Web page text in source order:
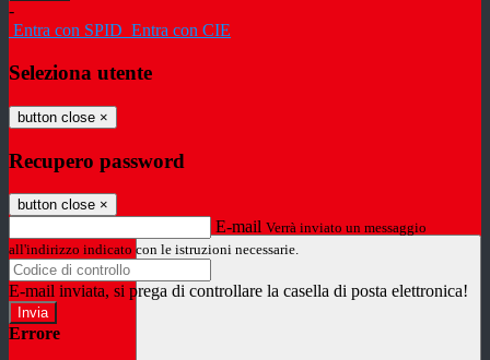
-
Entra con SPID Entra con CIE
Seleziona utente
button close ×
Recupero password
button close ×
E-mail Verrà inviato un messaggio
all'indirizzo indicato con le istruzioni necessarie.
E-mail inviata, si prega di controllare la casella di posta elettronica!
Errore